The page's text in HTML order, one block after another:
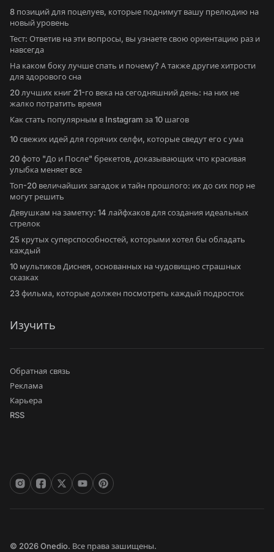
8 позиций для поцелуев, которые поднимут вашу прелюдию на
новый уровень
Тест: Ответив на эти вопросы, вы узнаете свою ориентацию раз и
навсегда
На каком боку лучше спать и почему? А также другие хитрости
для здорового сна
20 лучших книг 21-го века на сегодняшний день: на них не
жалко потратить время
Как стать популярным в Instagram за 10 шагов
10 свежих идей для горячих селфи, которые сведут его с ума
20 фото "До и После" брекетов, доказывающих что красивая
улыбка меняет все
Топ-20 величайших загадок и тайн прошлого: их до сих пор не
могут решить
Девушкам на заметку: 14 лайфхаков для создания идеальных
стрелок
25 крутых суперспособностей, которыми хотел бы обладать
каждый
10 мультиков Диснея, основанных на чудовищно страшных
сказках
23 фильма, которые должен посмотреть каждый подросток
Изучить
Обратная связь
Реклама
Карьера
RSS
© 2026 Onedio. Все права зашищены.